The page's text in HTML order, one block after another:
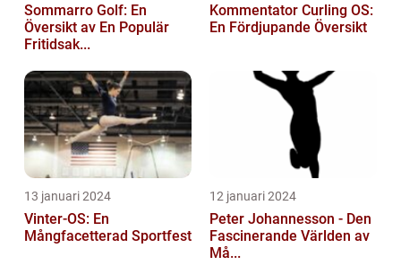
Sommarro Golf: En
Översikt av En Populär
Fritidsak...
Kommentator Curling OS:
En Fördjupande Översikt
13 januari 2024
Vinter-OS: En
Mångfacetterad Sportfest
12 januari 2024
Peter Johannesson - Den
Fascinerande Världen av
Må...